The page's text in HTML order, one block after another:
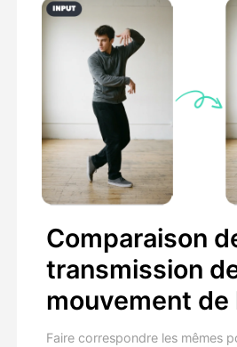
Comparaison
transmission
mouvement de
Faire correspondre les mêmes